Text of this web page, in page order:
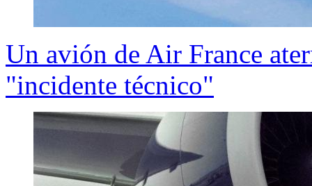
Un avión de Air France
"incidente técnico"